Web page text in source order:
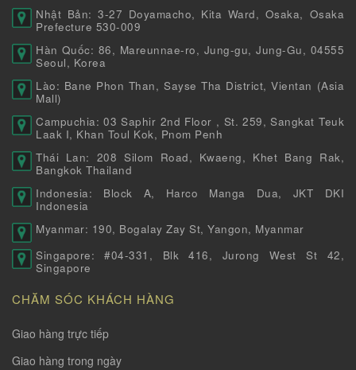
Nhật Bản: 3-27 Doyamacho, Kita Ward, Osaka, Osaka
Prefecture 530-009
Hàn Quốc: 86, Mareunnae-ro, Jung-gu, Jung-Gu, 04555
Seoul, Korea
Lào: Bane Phon Than, Sayse Tha District, Vientan (Asia
Mall)
Campuchia: 03 Saphir 2nd Floor , St. 259, Sangkat Teuk
Laak I, Khan Toul Kok, Pnom Penh
Thái Lan: 208 Silom Road, Kwaeng, Khet Bang Rak,
Bangkok Thailand
Indonesia: Block A, Harco Manga Dua, JKT DKI
Indonesia
Myanmar: 190, Bogalay Zay St, Yangon, Myanmar
Singapore: #04-331, Blk 416, Jurong West St 42,
Singapore
CHĂM SÓC KHÁCH HÀNG
Giao hàng trực tiếp
Giao hàng trong ngày